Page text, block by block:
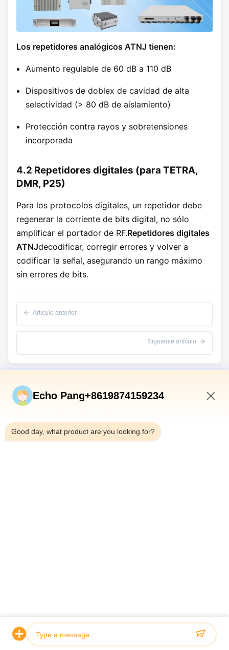
Los repetidores analógicos ATNJ tienen:
Aumento regulable de 60 dB a 110 dB
Dispositivos de doblex de cavidad de alta
selectividad (> 80 dB de aislamiento)
Protección contra rayos y sobretensiones
incorporada
4.2 Repetidores digitales (para TETRA,
DMR, P25)
Para los protocolos digitales, un repetidor debe
regenerar la corriente de bits digital, no sólo
amplificar el portador de RF.Repetidores digitales
ATNJdecodificar, corregir errores y volver a
codificar la señal, asegurando un rango máximo
sin errores de bits.
Artículo anterior
Siguiente artículo
Vínculos Rápidos
Productos
Sobre Nosotros
© 2026 Shenzhen Atnj Communication Technology Co., Ltd.. All Rights
Echo Pang+8619874159234
Good day, what product are you looking for?